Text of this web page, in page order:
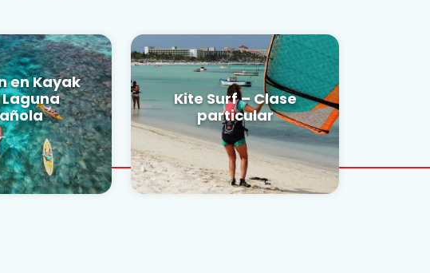
en Kayak
Kite Surf – Clase
particular
RESERVAR AHORA